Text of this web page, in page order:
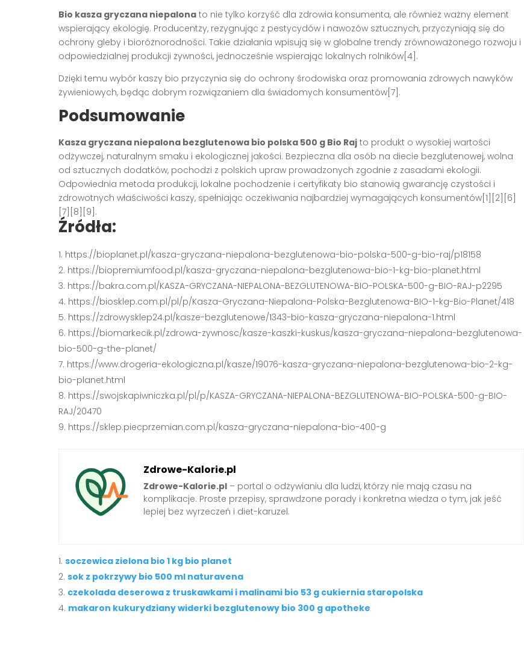
Bio kasza gryczana niepalona to nie tylko korzyść dla zdrowia konsumenta, ale również ważny element
wspierający ekologię. Producentzy, rezygnując z pestycydów i nawozów sztucznych, przyczyniają się do
ochrony gleby i bioróżnorodności. Takie działania wpisują się w globalne trendy zrównoważonego rozwoju i
odpowiedzialnej produkcji żywności, jednocześnie wspierając lokalnych rolników[4].
Dzięki temu wybór kaszy bio przyczynia się do ochrony środowiska oraz promowania zdrowych nawyków
żywieniowych, będąc dobrym rozwiązaniem dla świadomych konsumentów[7].
Podsumowanie
Kasza gryczana niepalona bezglutenowa bio polska 500 g Bio Raj to produkt o wysokiej wartości
odżywczej, naturalnym smaku i ekologicznej jakości. Bezpieczna dla osób na diecie bezglutenowej, wolna
od sztucznych dodatków, pochodzi z polskich upraw prowadzonych zgodnie z zasadami ekologii.
Odpowiednia metoda produkcji, lokalne pochodzenie i certyfikaty bio stanowią gwarancję czystości i
zdrowotnych właściwości kaszy, spełniając oczekiwania najbardziej wymagających konsumentów[1][2][6]
[7][8][9].
Źródła:
https://bioplanet.pl/kasza-gryczana-niepalona-bezglutenowa-bio-polska-500-g-bio-raj/p18158
https://biopremiumfood.pl/kasza-gryczana-niepalona-bezglutenowa-bio-1-kg-bio-planet.html
https://bakra.com.pl/KASZA-GRYCZANA-NIEPALONA-BEZGLUTENOWA-BIO-POLSKA-500-g-BIO-RAJ-p2295
https://biosklep.com.pl/pl/p/Kasza-Gryczana-Niepalona-Polska-Bezglutenowa-BIO-1-kg-Bio-Planet/418
https://zdrowysklep24.pl/kasze-bezglutenowe/1343-bio-kasza-gryczana-niepalona-1.html
https://biomarkecik.pl/zdrowa-zywnosc/kasze-kaszki-kuskus/kasza-gryczana-niepalona-bezglutenowa-
bio-500-g-the-planet/
https://www.drogeria-ekologiczna.pl/kasze/19076-kasza-gryczana-niepalona-bezglutenowa-bio-2-kg-
bio-planet.html
https://swojskapiwniczka.pl/pl/p/KASZA-GRYCZANA-NIEPALONA-BEZGLUTENOWA-BIO-POLSKA-500-g-BIO-
RAJ/20470
https://sklep.piecprzemian.com.pl/kasza-gryczana-niepalona-bio-400-g
Zdrowe-Kalorie.pl
Zdrowe-Kalorie.pl – portal o odżywianiu dla ludzi, którzy nie mają czasu na
komplikacje. Proste przepisy, sprawdzone porady i konkretna wiedza o tym, jak jeść
lepiej bez wyrzeczeń i diet-karuzel.
soczewica zielona bio 1 kg bio planet
sok z pokrzywy bio 500 ml naturavena
czekolada deserowa z truskawkami i malinami bio 53 g cukiernia staropolska
makaron kukurydziany widerki bezglutenowy bio 300 g apotheke